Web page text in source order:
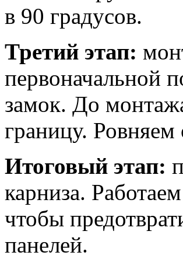
в 90 градусов.
Третий этап:
первоначальной
замок. До
границу.
Итоговый этап:
карниза.
чтобы
панелей.